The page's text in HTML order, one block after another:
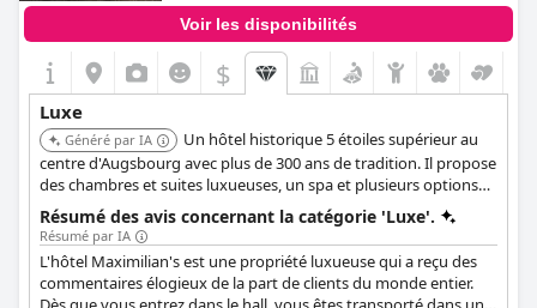
Voir les disponibilités
$
Luxe
Généré par IA
Un hôtel historique 5 étoiles supérieur au
centre d'Augsbourg avec plus de 300 ans de tradition. Il propose
des chambres et suites luxueuses, un spa et plusieurs options
de restauration, dont un restaurant avec cuisine ouverte. L'hôtel
offre des équipements haut de gamme tels que le service de
conciergerie, le service de voiturier et le service d'étage 24h/24.
Résumé des avis concernant la catégorie 'Luxe'.
Résumé par IA
L'hôtel Maximilian's est une propriété luxueuse qui a reçu des
commentaires élogieux de la part de clients du monde entier.